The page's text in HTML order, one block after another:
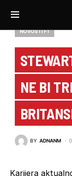
NOVOSTI F1
NE BI
BY ADNANM
Karijera